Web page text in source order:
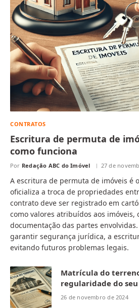
CONTRATOS
Escritura de permuta de
como funciona
Por Redação ABC do Imóvel 27 de
A escritura de permuta de imóveis é
oficializa a troca de propriedades
contrato deve ser registrado em
como valores atribuídos aos imóveis,
documentação das partes
garantir segurança jurídica, a
evitando futuros problemas legais.
Matrícula do
regularidade do
26 de novembro de 2024